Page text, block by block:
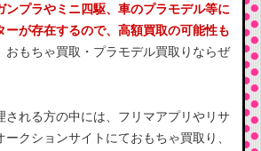
ンプラやミニ四駆、車のプラモデル等に
ーが存在するので、高額買取の可能性も
おもちゃ買取・プラモデル買取りならぜ
される方の中には、フリマアプリやリサ
クションサイトにておもちゃ買取り、